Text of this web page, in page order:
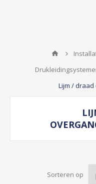
Lijm /
Sorteren op